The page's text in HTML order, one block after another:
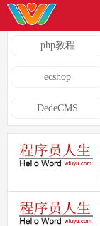
php教程
ecshop
DedeCMS